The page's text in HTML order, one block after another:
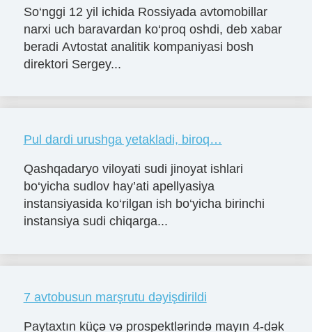
So‘nggi 12 yil ichida Rossiyada avtomobillar
narxi uch baravardan ko‘proq oshdi, deb xabar
beradi Avtostat analitik kompaniyasi bosh
direktori Sergey...
Pul dardi urushga yetakladi, biroq…
Qashqadaryo viloyati sudi jinoyat ishlari
bo‘yicha sudlov hay’ati apellyasiya
instansiyasida ko‘rilgan ish bo‘yicha birinchi
instansiya sudi chiqarga...
7 avtobusun marşrutu dəyişdirildi
Paytaxtın küçə və prospektlərində mayın 4-dək